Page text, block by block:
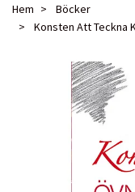
Hem
Böcker
Konsten Att Teckna